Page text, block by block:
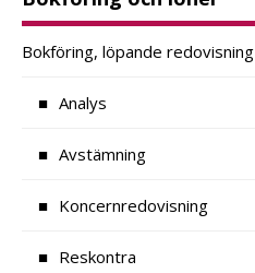
Bokföring, löpande redovisning
Analys
Avstämning
Koncernredovisning
Reskontra